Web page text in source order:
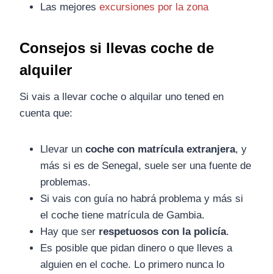
Las mejores excursiones por la zona
Consejos si llevas coche de
alquiler
Si vais a llevar coche o alquilar uno tened en
cuenta que:
Llevar un coche con matrícula extranjera, y
más si es de Senegal, suele ser una fuente de
problemas.
Si vais con guía no habrá problema y más si
el coche tiene matrícula de Gambia.
Hay que ser respetuosos con la policía.
Es posible que pidan dinero o que lleves a
alguien en el coche. Lo primero nunca lo